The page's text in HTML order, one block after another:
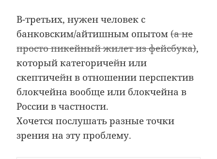
В-третьих, нужен человек с
банковским/айтишным опытом(а не
просто пикейный жилет из фейсбука),
который категоричейн или
скептичейн в отношении перспектив
блокчейна вообще или блокчейна в
России в частности.
Хочется послушать разные точки
зрения на эту проблему.